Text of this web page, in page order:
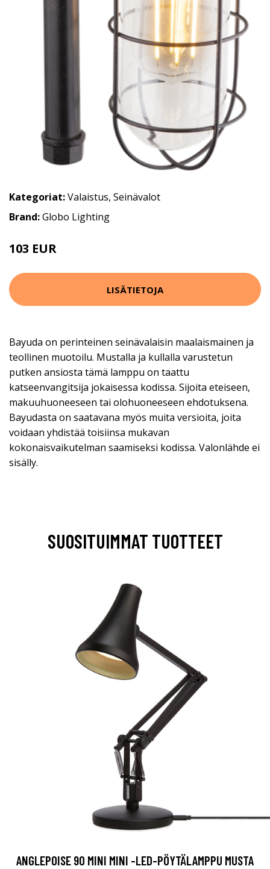
Kategoriat:Valaistus, Seinävalot
Brand:Globo Lighting
103 EUR
LISÄTIETOJA
Bayuda on perinteinen seinävalaisin maalaismainen ja
teollinen muotoilu. Mustalla ja kullalla varustetun
putken ansiosta tämä lamppu on taattu
katseenvangitsija jokaisessa kodissa. Sijoita eteiseen,
makuuhuoneeseen tai olohuoneeseen ehdotuksena.
Bayudasta on saatavana myös muita versioita, joita
voidaan yhdistää toisiinsa mukavan
kokonaisvaikutelman saamiseksi kodissa. Valonlähde ei
sisälly.
SUOSITUIMMAT TUOTTEET
ANGLEPOISE 90 MINI MINI -LED-PÖYTÄLAMPPU MUSTA